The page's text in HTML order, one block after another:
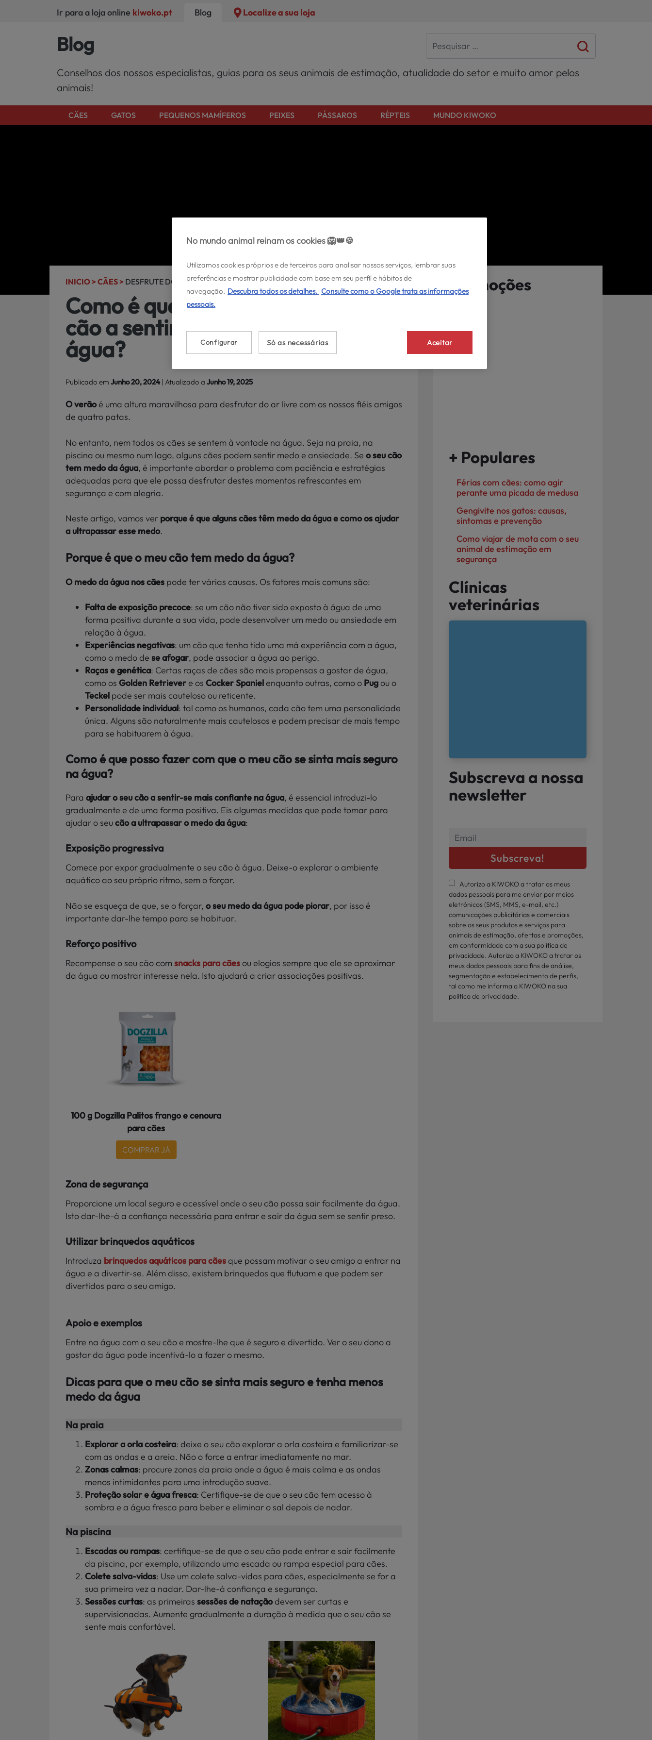
Ir para a loja online kiwoko.pt Blog Localize a sua loja
Blog
Conselhos dos nossos especialistas, guias para os seus animais de estimação, atualidade do setor e muito amor pelos
animais!
CÄES GATOS PEQUENOS MAMÍFEROS PEIXES PÁSSAROS RÉPTEIS MUNDO KIWOKO
INICIO >CÃES > DESFRUTE DOS SEUS CÃES >
Como é que posso ajudar o meu
cão a sentir-se mais seguro na
água?
Publicado em Junho 20, 2024 | Atualizado a Junho 19, 2025
O verãoé uma altura maravilhosa para desfrutar do ar livre com os nossos fiéis amigos
de quatro patas.
No entanto, nem todos os cães se sentem à vontade na água. Seja na praia, na
piscina ou mesmo num lago, alguns cães podem sentir medo e ansiedade. Se o seu cão
tem medo da água, é importante abordar o problema com paciência e estratégias
adequadas para que ele possa desfrutar destes momentos refrescantes em
segurança e com alegria.
Neste artigo, vamos ver porque é que alguns cães têm medo da água e como os ajudar
a ultrapassar esse medo.
Porque é que o meu cão tem medo da água?
O medo da água nos cães pode ter várias causas. Os fatores mais comuns são:
Falta de exposição precoce: se um cão não tiver sido exposto à água de uma
forma positiva durante a sua vida, pode desenvolver um medo ou ansiedade em
relação à água.
Experiências negativas: um cão que tenha tido uma má experiência com a água,
como o medo de se afogar, pode associar a água ao perigo.
Raças e genética: Certas raças de cães são mais propensas a gostar de água,
como os Golden Retrievere os Cocker Spanielenquanto outras, como o Pugou o
Teckel pode ser mais cauteloso ou reticente.
Personalidade individual: tal como os humanos, cada cão tem uma personalidade
única. Alguns são naturalmente mais cautelosos e podem precisar de mais tempo
para se habituarem à água.
Como é que posso fazer com que o meu cão se sinta mais seguro
na água?
Para ajudar o seu cão a sentir-se mais confiante na água, é essencial introduzi-lo
gradualmente e de uma forma positiva. Eis algumas medidas que pode tomar para
ajudar o seu cão a ultrapassar o medo da água:
Exposição progressiva
Comece por expor gradualmente o seu cão à água. Deixe-o explorar o ambiente
aquático ao seu próprio ritmo, sem o forçar.
Não se esqueça de que, se o forçar, o seu medo da água pode piorar, por isso é
importante dar-lhe tempo para se habituar.
Reforço positivo
Recompense o seu cão com snacks para cãesou elogios sempre que ele se aproximar
da água ou mostrar interesse nela. Isto ajudará a criar associações positivas.
100 g Dogzilla Palitos frango e cenoura
para cães
COMPRAR JÁ
Zona de segurança
Proporcione um local seguro e acessível onde o seu cão possa sair facilmente da água.
Isto dar-lhe-á a confiança necessária para entrar e sair da água sem se sentir preso.
Utilizar brinquedos aquáticos
Introduza brinquedos aquáticos para cãesque possam motivar o seu amigo a entrar na
água e a divertir-se. Além disso, existem brinquedos que flutuam e que podem ser
divertidos para o seu amigo.
Apoio e exemplos
Entre na água com o seu cão e mostre-lhe que é seguro e divertido. Ver o seu dono a
gostar da água pode incentivá-lo a fazer o mesmo.
Dicas para que o meu cão se sinta mais seguro e tenha menos
medo da água
Na praia
Explorar a orla costeira: deixe o seu cão explorar a orla costeira e familiarizar-se
com as ondas e a areia. Não o force a entrar imediatamente no mar.
Zonas calmas: procure zonas da praia onde a água é mais calma e as ondas
menos intimidantes para uma introdução suave.
Proteção solar e água fresca: Certifique-se de que o seu cão tem acesso à
sombra e a água fresca para beber e eliminar o sal depois de nadar.
Na piscina
Escadas ou rampas: certifique-se de que o seu cão pode entrar e sair facilmente
da piscina, por exemplo, utilizando uma escada ou rampa especial para cães.
Colete salva-vidas: Use um colete salva-vidas para cães, especialmente se for a
sua primeira vez a nadar. Dar-lhe-á confiança e segurança.
Sessões curtas: as primeiras sessões de nataçãodevem ser curtas e
supervisionadas. Aumente gradualmente a duração à medida que o seu cão se
sente mais confortável.
Promoções
+ Populares
Férias com cães: como agir
perante uma picada de medusa
Gengivite nos gatos: causas,
sintomas e prevenção
Como viajar de mota com o seu
animal de estimação em
segurança
Clínicas
veterinárias
Subscreva a nossa
newsletter
Autorizo a KIWOKO a tratar os meus
dados pessoais para me enviar por meios
eletrónicos (SMS, MMS, e-mail, etc.)
comunicações publicitárias e comerciais
sobre os seus produtos e serviços para
animais de estimação, ofertas e promoções,
em conformidade com a sua política de
privacidade. Autorizo a KIWOKO a tratar os
meus dados pessoais para fins de análise,
segmentação e estabelecimento de perfis,
tal como me informa a KIWOKO na sua
política de privacidade.
No mundo animal reinam os cookies 🦁👑🍪
Utilizamos cookies próprios e de terceiros para analisar nossos serviços, lembrar suas
preferências e mostrar publicidade com base em seu perfil e hábitos de
navegação. Descubra todos os detalhes. Consulte como o Google trata as informações
pessoais.
Só as necessárias Aceitar
Configurar